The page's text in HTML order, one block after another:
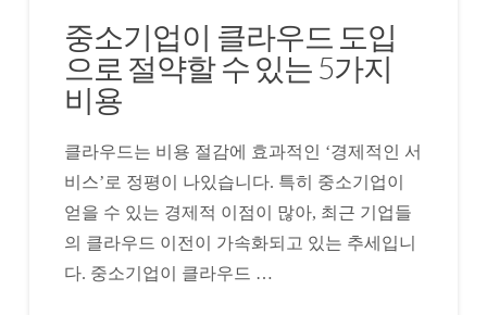
중소기업이 클라우드 도입
으로 절약할 수 있는 5가지
비용
클라우드는 비용 절감에 효과적인 ‘경제적인 서
비스’로 정평이 나있습니다. 특히 중소기업이
얻을 수 있는 경제적 이점이 많아, 최근 기업들
의 클라우드 이전이 가속화되고 있는 추세입니
다. 중소기업이 클라우드 …